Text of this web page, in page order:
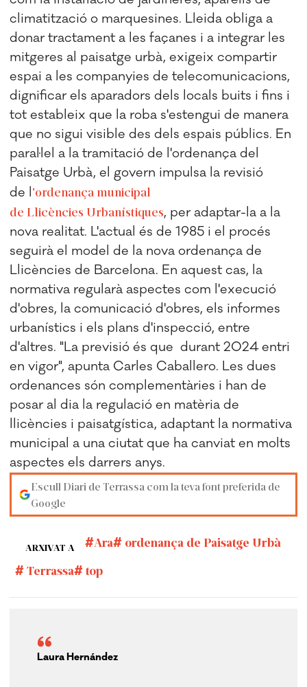
climatització o marquesines. Lleida obliga a
donar tractament a les façanes i a integrar les
mitgeres al paisatge urbà, exigeix compartir
espai a les companyies de telecomunicacions,
dignificar els aparadors dels locals buits i fins i
tot estableix que la roba s'estengui de manera
que no sigui visible des dels espais públics. En
paral·lel a la tramitació de l'ordenança del
Paisatge Urbà, el govern impulsa la revisió
de l'ordenança municipal
de Llicències Urbanístiques, per adaptar-la a la
nova realitat. L'actual és de 1985 i el procés
seguirà el model de la nova ordenança de
Llicències de Barcelona. En aquest cas, la
normativa regularà aspectes com l'execució
d'obres, la comunicació d'obres, els informes
urbanístics i els plans d'inspecció, entre
d'altres. "La previsió és que durant 2024 entri
en vigor", apunta Carles Caballero. Les dues
ordenances són complementàries i han de
posar al dia la regulació en matèria de
llicències i paisatgística, adaptant la normativa
municipal a una ciutat que ha canviat en molts
aspectes els darrers anys.
Escull Diari de Terrassa com la teva font preferida de
Google
ARXIVAT A Ara
ordenança de Paisatge Urbà
Terrassa
top
Laura Hernández